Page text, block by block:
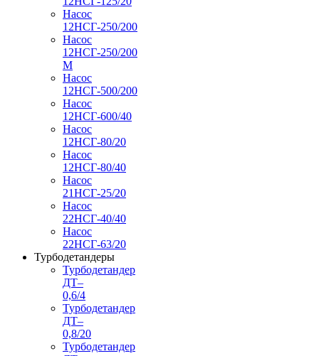
Насос
12НСГ-250/200
Насос
12НСГ-250/200
М
Насос
12НСГ-500/200
Насос
12НСГ-600/40
Насос
12НСГ-80/20
Насос
12НСГ-80/40
Насос
21НСГ-25/20
Насос
22НСГ-40/40
Насос
22НСГ-63/20
Турбодетандеры
Турбодетандер
ДТ–
0,6/4
Турбодетандер
ДТ–
0,8/20
Турбодетандер